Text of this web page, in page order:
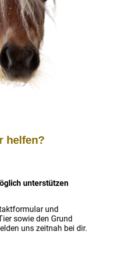
helfen?
unterstützen
und
sowie den Grund
uns zeitnah bei dir.